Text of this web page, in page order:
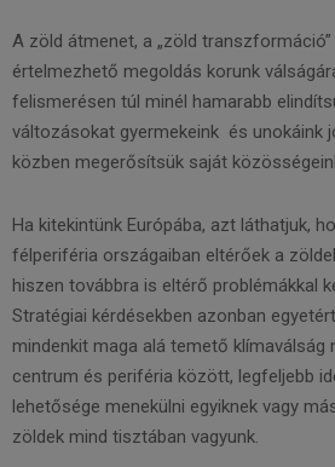
A zöld átmenet, a „zöld
értelmezhető megoldás korunk
felismerésen túl minél hamarabb
változásokat gyermekeink és unokáink
közben megerősítsük saját
Ha kitekintünk Európába, azt láthatjuk,
félperiféria országaiban eltérőek a
hiszen továbbra is eltérő problémákkal
Stratégiai kérdésekben azonban
mindenkit maga alá temető klímaválság
centrum és periféria között, legfeljebb
lehetősége menekülni egyiknek vagy
zöldek mind tisztában vagyunk.